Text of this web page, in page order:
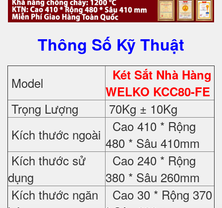
Thông Số Kỹ Thuật
Model
Két Sắt Nhà Hàng
WELKO KCC80-FE
Trọng Lượng
70Kg ± 10Kg
Kích thước ngoài
Cao 410 * Rộng
480 * Sâu 410mm
Kích thước sử
dụng
Cao 240 * Rộng
380 * Sâu 260mm
Kích thước ngăn
Cao 30 * Rộng 370